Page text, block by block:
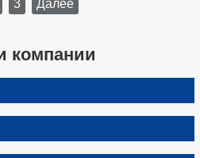
3 Далее
компании